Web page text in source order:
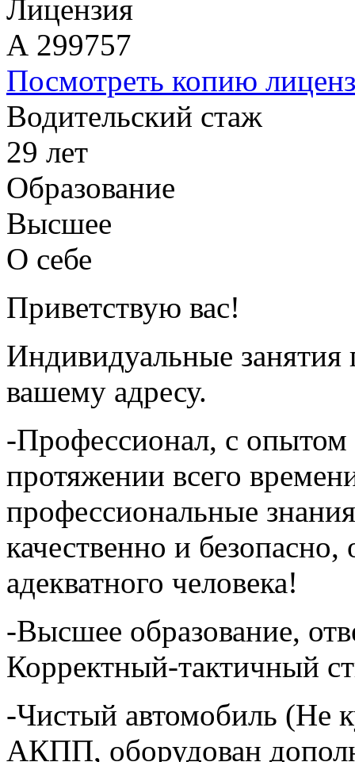
Лицензия
А 299757
Посмотреть копию
Водительский стаж
29 лет
Образование
Высшее
О себе
Приветствую вас!
Индивидуальные
вашему адресу.
-Профессионал, с опытом
протяжении всего
профессиональные
качественно и
адекватного человека!
-Высшее образование,
Корректный-тактичный
-Чистый автомобиль (Не
АКПП, оборудован